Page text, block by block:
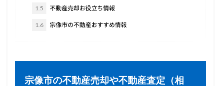
1.5 不動産売却お役立ち情報
1.6 宗像市の不動産おすすめ情報
宗像市の不動産売却や不動産査定（相